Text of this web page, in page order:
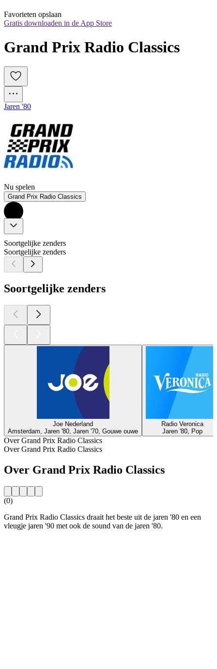
Favorieten opslaan
Gratis downloaden in de App Store
Grand Prix Radio Classics
Jaren '80
Nu spelen
Grand Prix Radio Classics
Soortgelijke zenders
Soortgelijke zenders
Soortgelijke zenders
Joe Nederland
Amsterdam, Jaren '80, Jaren '70, Gouwe ouwe
Radio Veronica
Jaren '80, Pop
Over Grand Prix Radio Classics
Over Grand Prix Radio Classics
Over Grand Prix Radio Classics
(0)
Grand Prix Radio Classics draait het beste uit de jaren '80 en een
vleugje jaren '90 met ook de sound van de jaren '80.